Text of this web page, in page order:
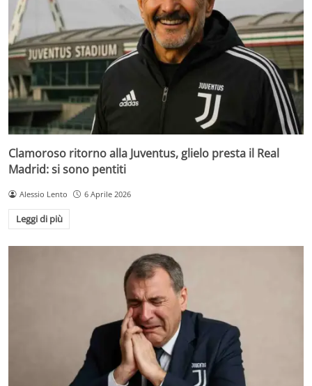
Clamoroso ritorno alla Juventus, glielo presta il Real
Madrid: si sono pentiti
Alessio Lento 6 Aprile 2026
Leggi di più